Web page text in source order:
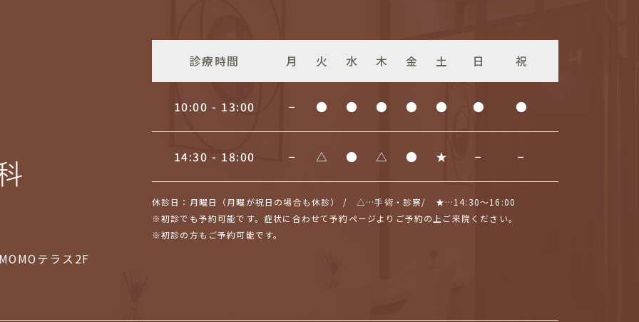
テラス2F
休診日：月曜日（月曜が祝日の場合も休診） / △…⼿術・診察/ ★…14:30〜16:00
※初診でも予約可能です。症状に合わせて予約ページよりご予約の上ご来院ください。
※初診の方もご予約可能です。
診療時間 月 火 水 木 金 土 日 祝
10:00 - 13:00 − ● ● ● ● ● ● ●
14:30 - 18:00 − △ ● △ ● ★ − −